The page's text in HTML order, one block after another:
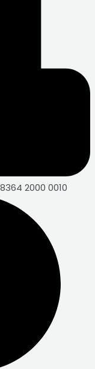
2000 0010